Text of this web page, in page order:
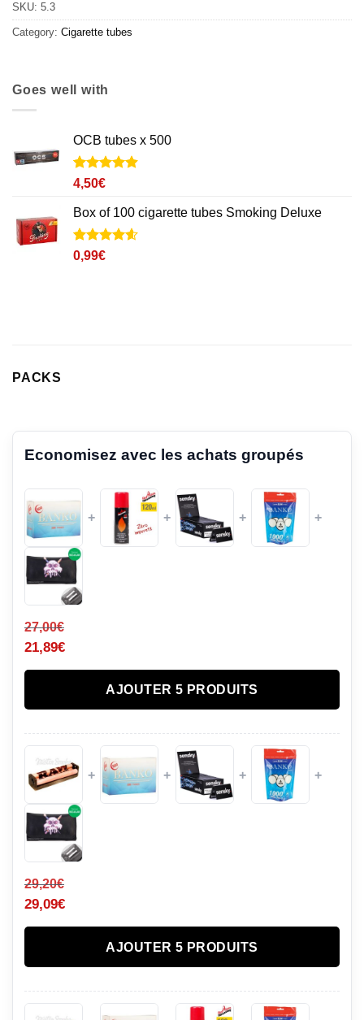
SKU: 5.3
Category: Cigarette tubes
Goes well with
OCB tubes x 500
Noté4.9
sur 5 basé
sur
19
notations
client
4,50€
Box of 100 cigarette tubes Smoking Deluxe
Noté4.6
sur 5 basé
12
0,99€
PACKS
Economisez avec les achats groupés
+ + + +
27,00€
21,89€
AJOUTER 5 PRODUITS
+ + + +
29,20€
29,09€
AJOUTER 5 PRODUITS